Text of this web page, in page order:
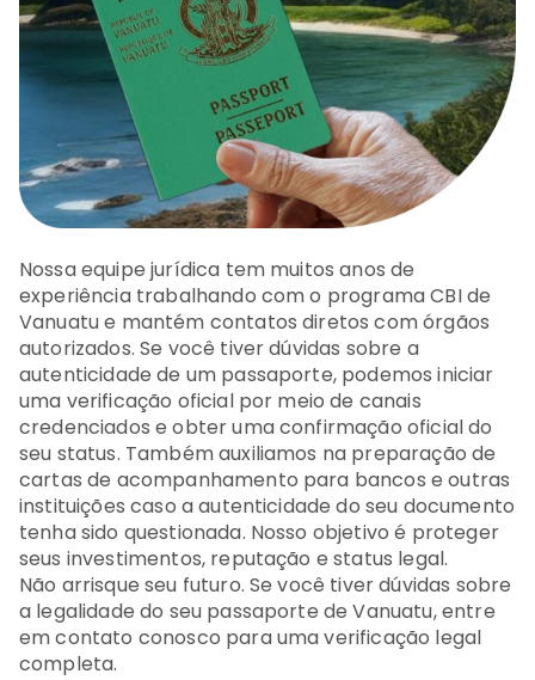
Nossa equipe jurídica tem muitos anos de
experiência trabalhando com o programa CBI de
Vanuatu e mantém contatos diretos com órgãos
autorizados. Se você tiver dúvidas sobre a
autenticidade de um passaporte, podemos iniciar
uma verificação oficial por meio de canais
credenciados e obter uma confirmação oficial do
seu status. Também auxiliamos na preparação de
cartas de acompanhamento para bancos e outras
instituições caso a autenticidade do seu documento
tenha sido questionada. Nosso objetivo é proteger
seus investimentos, reputação e status legal.
Não arrisque seu futuro. Se você tiver dúvidas sobre
a legalidade do seu passaporte de Vanuatu, entre
em contato conosco para uma verificação legal
completa.